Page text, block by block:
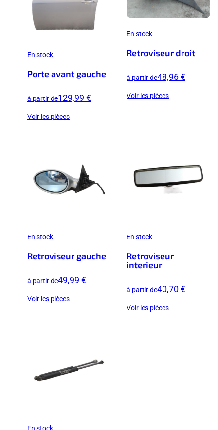
En stock
Porte avant gauche
à partir de129,99 €
Voir les pièces
En stock
Retroviseur droit
à partir de48,96 €
Voir les pièces
En stock
Retroviseur gauche
à partir de49,99 €
Voir les pièces
En stock
Retroviseur
interieur
à partir de40,70 €
Voir les pièces
En stock